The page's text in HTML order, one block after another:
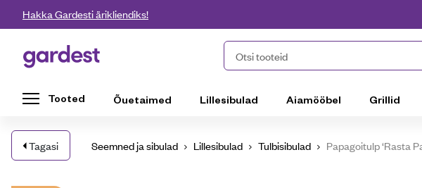
Liigu edasi põhisisu juurde
Hakka Gardesti ärikliendiks!
Gardest Otsi tooteid
Tooted Õuetaimed Lillesibulad Aiamööbel Grillid
Tagasi Seemned ja sibulad Lillesibulad Tulbisibulad Papagoitulp ‘Rasta